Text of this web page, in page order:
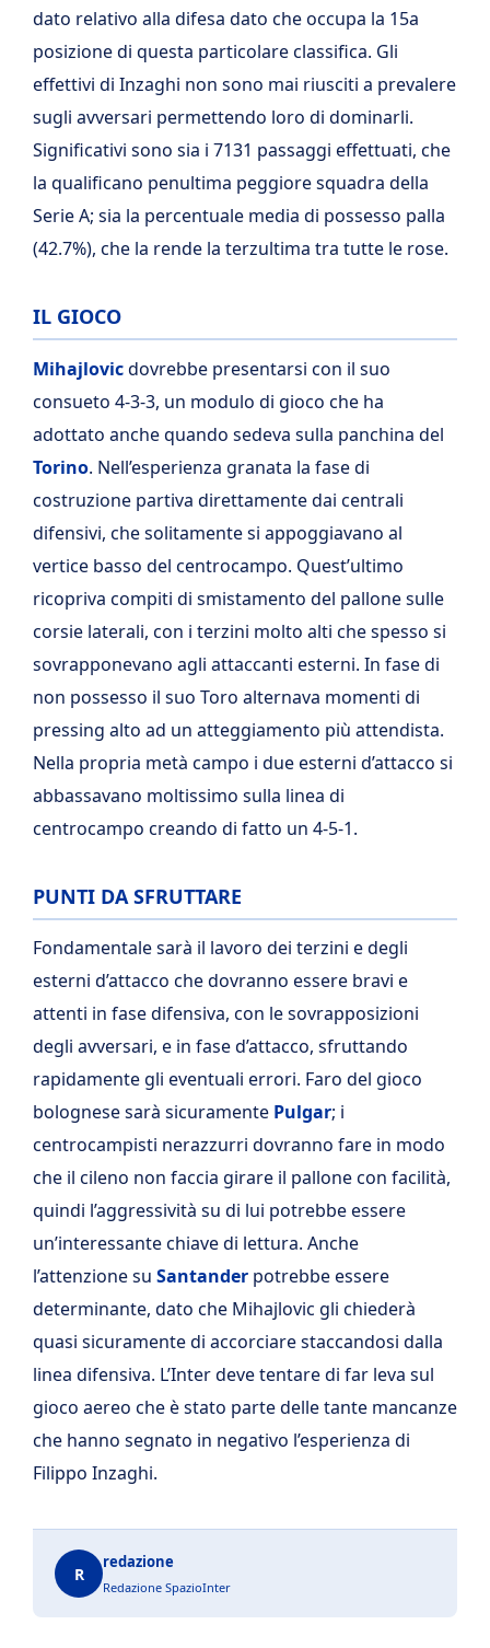
dato relativo alla difesa dato che occupa la 15a
posizione di questa particolare classifica. Gli
effettivi di Inzaghi non sono mai riusciti a prevalere
sugli avversari permettendo loro di dominarli.
Significativi sono sia i 7131 passaggi effettuati, che
la qualificano penultima peggiore squadra della
Serie A; sia la percentuale media di possesso palla
(42.7%), che la rende la terzultima tra tutte le rose.
IL GIOCO
Mihajlovicdovrebbe presentarsi con il suo
consueto 4-3-3, un modulo di gioco che ha
adottato anche quando sedeva sulla panchina del
Torino. Nell’esperienza granata la fase di
costruzione partiva direttamente dai centrali
difensivi, che solitamente si appoggiavano al
vertice basso del centrocampo. Quest’ultimo
ricopriva compiti di smistamento del pallone sulle
corsie laterali, con i terzini molto alti che spesso si
sovrapponevano agli attaccanti esterni. In fase di
non possesso il suo Toro alternava momenti di
pressing alto ad un atteggiamento più attendista.
Nella propria metà campo i due esterni d’attacco si
abbassavano moltissimo sulla linea di
centrocampo creando di fatto un 4-5-1.
PUNTI DA SFRUTTARE
Fondamentale sarà il lavoro dei terzini e degli
esterni d’attacco che dovranno essere bravi e
attenti in fase difensiva, con le sovrapposizioni
degli avversari, e in fase d’attacco, sfruttando
rapidamente gli eventuali errori. Faro del gioco
bolognese sarà sicuramente Pulgar; i
centrocampisti nerazzurri dovranno fare in modo
che il cileno non faccia girare il pallone con facilità,
quindi l’aggressività su di lui potrebbe essere
un’interessante chiave di lettura. Anche
l’attenzione su Santander potrebbe essere
determinante, dato che Mihajlovic gli chiederà
quasi sicuramente di accorciare staccandosi dalla
linea difensiva. L’Inter deve tentare di far leva sul
gioco aereo che è stato parte delle tante mancanze
che hanno segnato in negativo l’esperienza di
Filippo Inzaghi.
R
redazione
Redazione SpazioInter